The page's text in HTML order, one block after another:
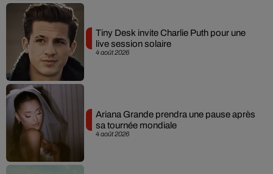
4 août 2026
Tiny Desk invite Charlie Puth pour une
live session solaire
4 août 2026
Ariana Grande prendra une pause après
sa tournée mondiale